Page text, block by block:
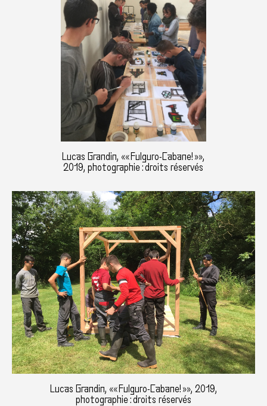
Lucas Grandin, «« Fulguro-Cabane! »»,
2019, photographie : droits réservés
Lucas Grandin, «« Fulguro-Cabane! »», 2019,
photographie : droits réservés